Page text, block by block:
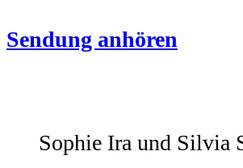
Sendung anhören
Sophie Ira und Silvia